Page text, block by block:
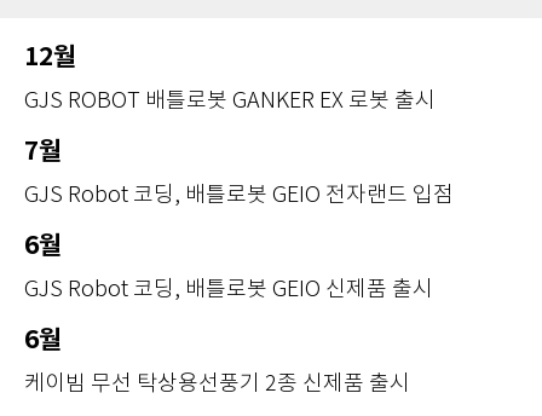
12월
GJS ROBOT 배틀로봇 GANKER EX 로봇 출시
7월
GJS Robot 코딩, 배틀로봇 GEIO 전자랜드 입점
6월
GJS Robot 코딩, 배틀로봇 GEIO 신제품 출시
6월
케이빔 무선 탁상용선풍기 2종 신제품 출시